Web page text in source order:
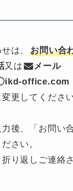
は、お問い合
又は
メール
office.com
更してくださ
後、「お問い
さい。
り返しご連絡